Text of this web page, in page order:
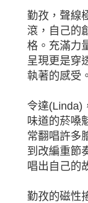
勤孜，聲線
滾，自己的
格。充滿力
呈現更是穿
執著的感受。
令達(Linda)
味道的菸嗓
常翻唱許多
到改編重節
唱出自己的
勤孜的磁性